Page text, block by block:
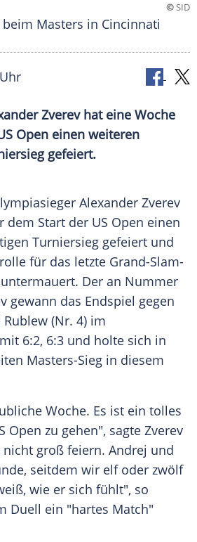
©SID
Masters in Cincinnati
Zverev hat eine Woche
Open einen weiteren
gefeiert.
Alexander Zverev
dem Start der US Open einen
Turniersieg gefeiert und
für das letzte Grand-Slam-
Der an Nummer
gewann das Endspiel gegen
(Nr. 4) im
mit 6:2, 6:3 und holte sich in
Masters-Sieg in diesem
Woche. Es ist ein tolles
Open zu gehen", sagte Zverev
nicht groß feiern. Andrej und
seitdem wir elf oder zwölf
wie er sich fühlt", so
Duell ein "hartes Match"